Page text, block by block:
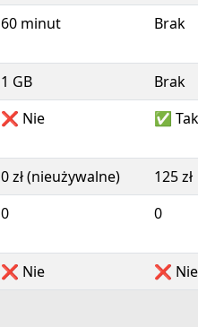
60 minut Brak
1 GB
Brak
❌ Nie ✅ Tak
0 zł (nieużywalne)
125 zł
0 0
❌ Nie ❌ Nie